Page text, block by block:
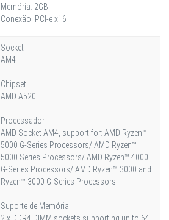
Memória: 2GB
Conexão: PCI-e x16
Socket
AM4
Chipset
AMD A520
Processador
AMD Socket AM4, support for: AMD Ryzen™
5000 G-Series Processors/ AMD Ryzen™
5000 Series Processors/ AMD Ryzen™ 4000
G-Series Processors/ AMD Ryzen™ 3000 and
Ryzen™ 3000 G-Series Processors
Suporte de Memória
2 x DDR4 DIMM sockets supporting up to 64